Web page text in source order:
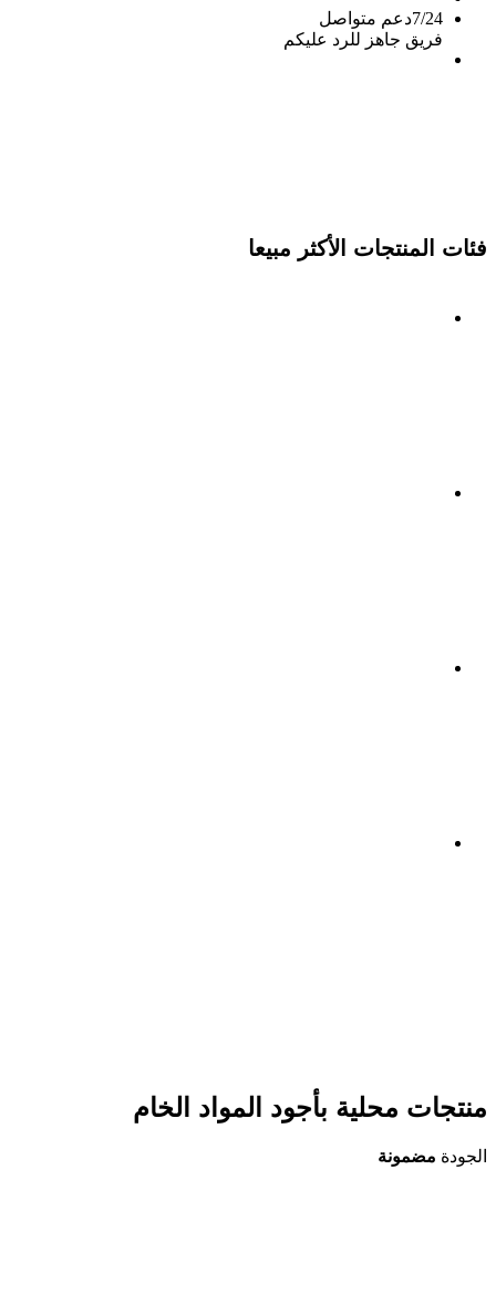
7/24دعم متواصل
فريق جاهز للرد عليكم
فئات المنتجات الأكثر مبيعا
منتجات محلية بأجود المواد الخام
الجودة مضمونة